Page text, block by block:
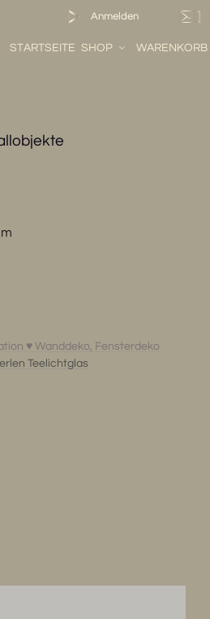
Anmelden
STARTSEITE SHOP WARENKORB
♥ Wanddeko, Fensterdeko
Teelichtglas